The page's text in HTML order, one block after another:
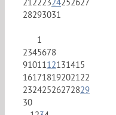
28293031
1
2345678
91011 12131415
161718192021 22
23242526272829
30